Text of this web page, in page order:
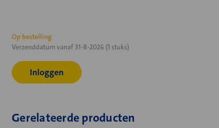
Huidige
voorraad:
Op bestelling
Verzenddatum vanaf 31-8-2026 (1 stuks)
Inloggen
Gerelateerde producten